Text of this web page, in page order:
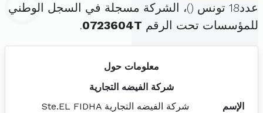
عدد18 تونس (
)، الشركة مسجلة في السجل الوطني
للمؤسسات تحت الرقم 0723604T
.
معلومات حول
شركة الفيضه التجارية
الإسم
شركة الفيضه التجارية Ste.EL FIDHA